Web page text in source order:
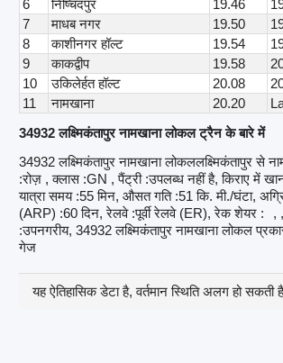
6
निष्चिंदपुर 19.46
7
माधब नगर 19.50
8
काशीनगर हॉल्ट 19.54
9
काकद्वीप 19.58
10
उकिलेर्हत हॉल्ट 20.08
11
नामखाना 20.20
34932 लक्ष्मिकंतापुर नामखाना लोकल ट्रैन के बारे में
34932 लक्ष्मिकंतापुर नामखाना लोकललक्ष्मिकंतापुर से
:रोज़ , क्लास :GN , पैंट्री :उपलब्ध नहीं है, किराए में
यात्रा समय :55 मिन, औसत गति :51 कि. मी./घंटा,
(ARP) :60 दिन, रेलवे :पूर्वी रेलवे (ER), रेक शेयर :
,
:उपनगरीय, 34932 लक्ष्मिकंतापुर नामखाना लोकल
गेज
यह ऐतिहासिक डेटा है, वर्तमान स्थिति अलग हो सकती